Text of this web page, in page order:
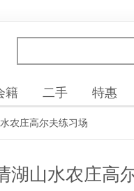
籍 二手 特惠
农庄高尔夫练习场
湖山水农庄高